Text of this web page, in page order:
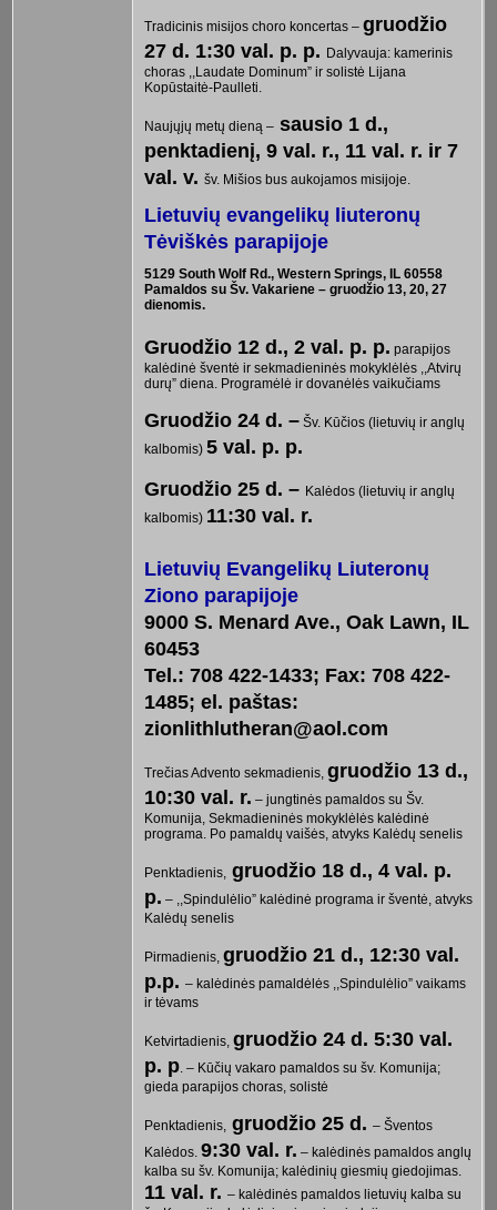
Tradicinis misijos choro koncertas – gruodžio
27 d. 1:30 val. p. p. Dalyvauja: kamerinis
choras ,,Laudate Dominum” ir solistė Lijana
Kopūstaitė-Paulleti.
Naujųjų metų dieną –sausio 1 d.,
penktadienį, 9 val. r., 11 val. r. ir 7
val. v. šv. Mišios bus aukojamos misijoje.
Lietuvių evangelikų liuteronų
Tėviškės parapijoje
5129 South Wolf Rd., Western Springs, IL 60558
Pamaldos su Šv. Vakariene – gruodžio 13, 20, 27
dienomis.
Gruodžio 12 d., 2 val. p. p. parapijos
kalėdinė šventė ir sekmadieninės mokyklėlės ,,Atvirų
durų” diena. Programėlė ir dovanėlės vaikučiams
Gruodžio 24 d. –Šv. Kūčios (lietuvių ir anglų
kalbomis) 5 val. p. p.
Gruodžio 25 d. – Kalėdos (lietuvių ir anglų
kalbomis) 11:30 val. r.
Lietuvių Evangelikų Liuteronų
Ziono parapijoje
9000 S. Menard Ave., Oak Lawn, IL
60453
Tel.: 708 422-1433; Fax: 708 422-
1485; el. paštas:
zionlithlutheran@aol.com
Trečias Advento sekmadienis, gruodžio 13 d.,
10:30 val. r. – jungtinės pamaldos su Šv.
Komunija, Sekmadieninės mokyklėlės kalėdinė
programa. Po pamaldų vaišės, atvyks Kalėdų senelis
Penktadienis, gruodžio 18 d., 4 val. p.
p. – ,,Spindulėlio” kalėdinė programa ir šventė, atvyks
Kalėdų senelis
Pirmadienis, gruodžio 21 d., 12:30 val.
p.p. – kalėdinės pamaldėlės ,,Spindulėlio” vaikams
ir tėvams
Ketvirtadienis, gruodžio 24 d. 5:30 val.
p. p. – Kūčių vakaro pamaldos su šv. Komunija;
gieda parapijos choras, solistė
Penktadienis, gruodžio 25 d. – Šventos
Kalėdos. 9:30 val. r. – kalėdinės pamaldos anglų
kalba su šv. Komunija; kalėdinių giesmių giedojimas.
11 val. r. – kalėdinės pamaldos lietuvių kalba su